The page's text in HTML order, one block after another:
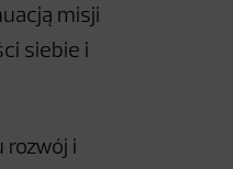
misji
siebie i
rozwój i